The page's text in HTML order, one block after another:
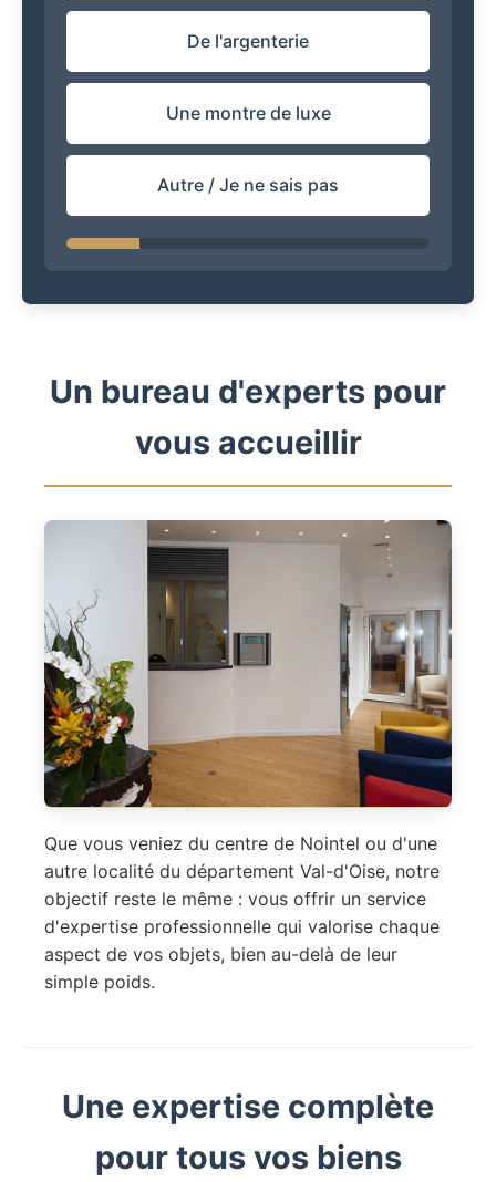
De l'argenterie
Une montre de luxe
Autre / Je ne sais pas
Un bureau d'experts pour
vous accueillir
Que vous veniez du centre de Nointel ou d'une
autre localité du département Val-d'Oise, notre
objectif reste le même : vous offrir un service
d'expertise professionnelle qui valorise chaque
aspect de vos objets, bien au-delà de leur
simple poids.
Une expertise complète
pour tous vos biens